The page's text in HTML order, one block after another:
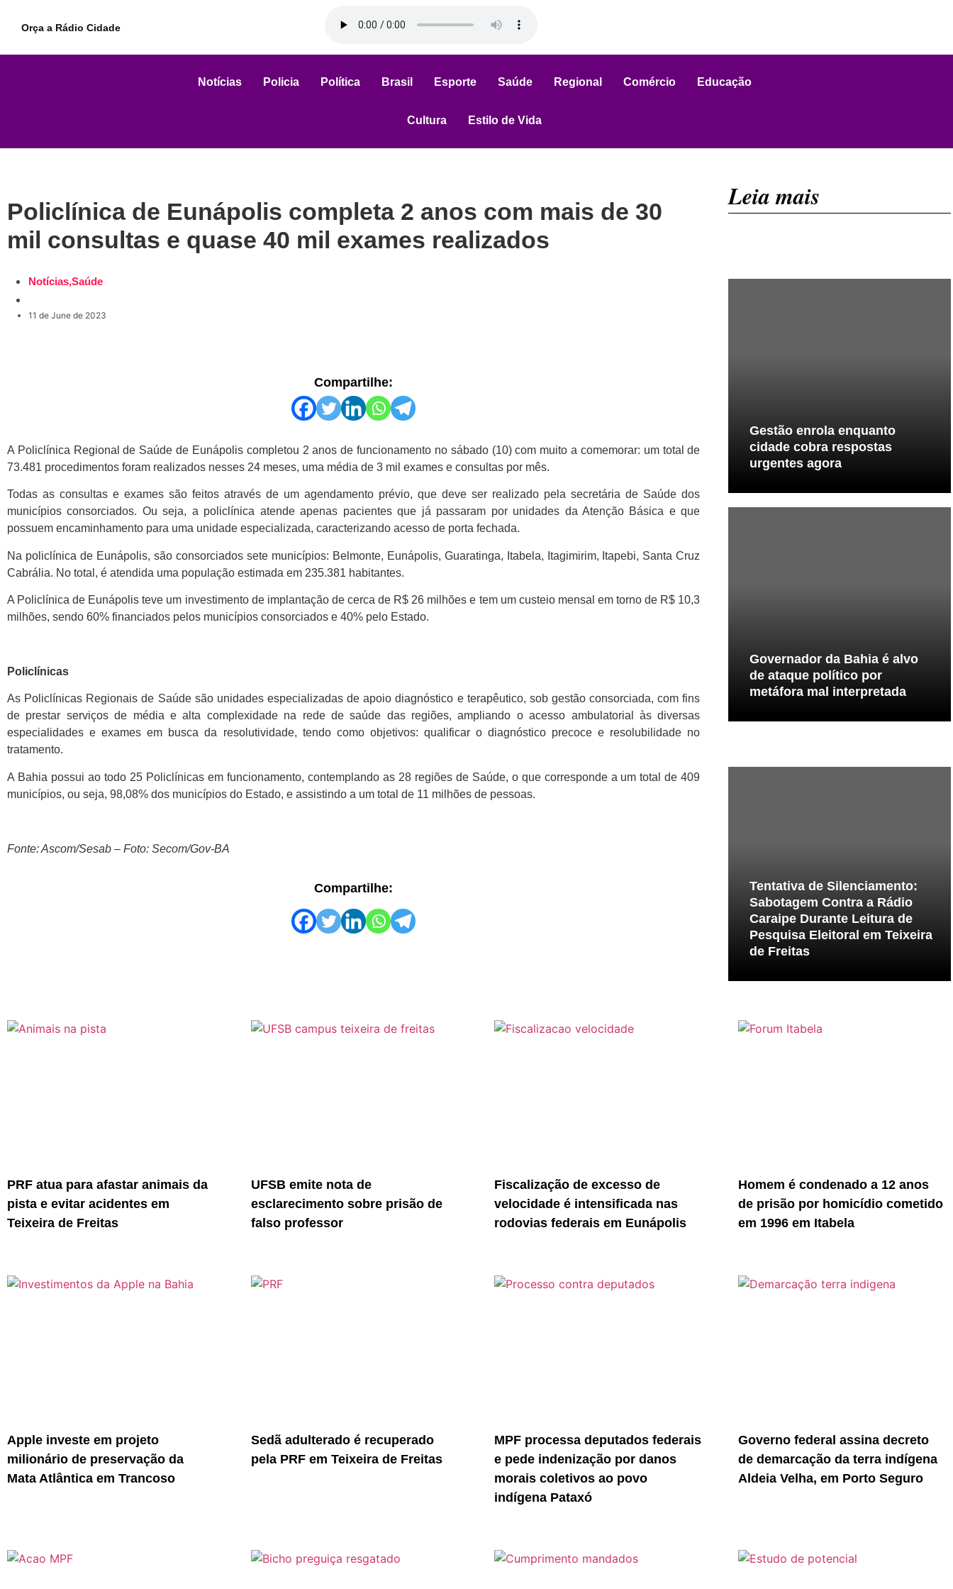
Orça a Rádio Cidade
Notícias Policia Política Brasil Esporte Saúde Regional Comércio Educação
Cultura Estilo de Vida
Policlínica de Eunápolis completa 2 anos com mais de 30
mil consultas e quase 40 mil exames realizados
Notícias,Saúde
11 de June de 2023
Compartilhe:
A Policlínica Regional de Saúde de Eunápolis completou 2 anos de funcionamento no sábado (10) com muito a comemorar: um total de
73.481 procedimentos foram realizados nesses 24 meses, uma média de 3 mil exames e consultas por mês.
Todas as consultas e exames são feitos através de um agendamento prévio, que deve ser realizado pela secretária de Saúde dos
municípios consorciados. Ou seja, a policlínica atende apenas pacientes que já passaram por unidades da Atenção Básica e que
possuem encaminhamento para uma unidade especializada, caracterizando acesso de porta fechada.
Na policlínica de Eunápolis, são consorciados sete municípios: Belmonte, Eunápolis, Guaratinga, Itabela, Itagimirim, Itapebi, Santa Cruz
Cabrália. No total, é atendida uma população estimada em 235.381 habitantes.
A Policlínica de Eunápolis teve um investimento de implantação de cerca de R$ 26 milhões e tem um custeio mensal em torno de R$ 10,3
milhões, sendo 60% financiados pelos municípios consorciados e 40% pelo Estado.
Policlínicas
As Policlínicas Regionais de Saúde são unidades especializadas de apoio diagnóstico e terapêutico, sob gestão consorciada, com fins
de prestar serviços de média e alta complexidade na rede de saúde das regiões, ampliando o acesso ambulatorial às diversas
especialidades e exames em busca da resolutividade, tendo como objetivos: qualificar o diagnóstico precoce e resolubilidade no
tratamento.
A Bahia possui ao todo 25 Policlínicas em funcionamento, contemplando as 28 regiões de Saúde, o que corresponde a um total de 409
municípios, ou seja, 98,08% dos municípios do Estado, e assistindo a um total de 11 milhões de pessoas.
Fonte: Ascom/Sesab – Foto: Secom/Gov-BA
Compartilhe:
Leia mais
Gestão enrola enquanto
cidade cobra respostas
urgentes agora
Governador da Bahia é alvo
de ataque político por
metáfora mal interpretada
Tentativa de Silenciamento:
Sabotagem Contra a Rádio
Caraipe Durante Leitura de
Pesquisa Eleitoral em Teixeira
de Freitas
PRF atua para afastar animais da
pista e evitar acidentes em
Teixeira de Freitas
UFSB emite nota de
esclarecimento sobre prisão de
falso professor
Fiscalização de excesso de
velocidade é intensificada nas
rodovias federais em Eunápolis
Homem é condenado a 12 anos
de prisão por homicídio cometido
em 1996 em Itabela
Apple investe em projeto
milionário de preservação da
Mata Atlântica em Trancoso
Sedã adulterado é recuperado
pela PRF em Teixeira de Freitas
MPF processa deputados federais
e pede indenização por danos
morais coletivos ao povo
indígena Pataxó
Governo federal assina decreto
de demarcação da terra indígena
Aldeia Velha, em Porto Seguro